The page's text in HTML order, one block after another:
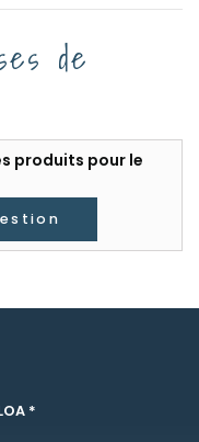
de
produits pour le
*